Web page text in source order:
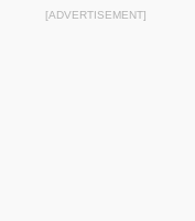
[ADVERTISEMENT]